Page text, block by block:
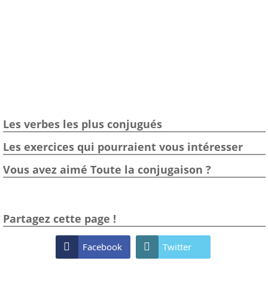
Les verbes les plus conjugués
Les exercices qui pourraient vous intéresser
Vous avez aimé Toute la conjugaison ?
Partagez cette page !
 Facebook  Twitter